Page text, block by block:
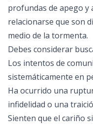
profundas de apego y
relacionarse que son
medio de la tormenta.
Debes considerar
Los intentos de
sistemáticamente en
Ha ocurrido una
infidelidad o una
Sienten que el cariño